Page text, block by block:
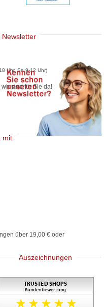
Newsletter
Uhr, Sa 9-12 Uhr)
sind für Sie da!
mit
über 19,00 € oder
Auszeichnungen